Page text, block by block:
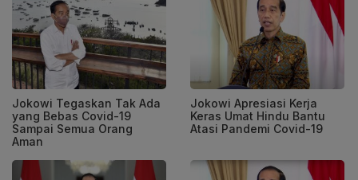
Jokowi Tegaskan Tak Ada
yang Bebas Covid-19
Sampai Semua Orang
Aman
Jokowi Apresiasi Kerja
Keras Umat Hindu Bantu
Atasi Pandemi Covid-19